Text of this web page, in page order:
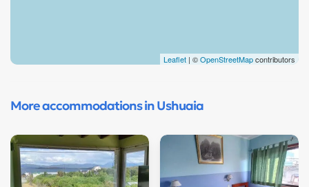
Leaflet | ©OpenStreetMapcontributors
More accommodations in Ushuaia